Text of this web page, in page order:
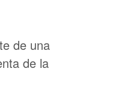
de una
de la